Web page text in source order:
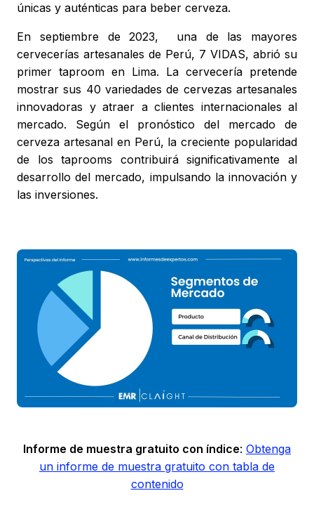
únicas y auténticas para beber cerveza.
En septiembre de 2023, una de las mayores
cervecerías artesanales de Perú, 7 VIDAS, abrió su
primer taproom en Lima. La cervecería pretende
mostrar sus 40 variedades de cervezas artesanales
innovadoras y atraer a clientes internacionales al
mercado. Según el pronóstico del mercado de
cerveza artesanal en Perú, la creciente popularidad
de los taprooms contribuirá significativamente al
desarrollo del mercado, impulsando la innovación y
las inversiones.
Informe de muestra gratuito con índice: Obtenga
un informe de muestra gratuito con tabla de
contenido